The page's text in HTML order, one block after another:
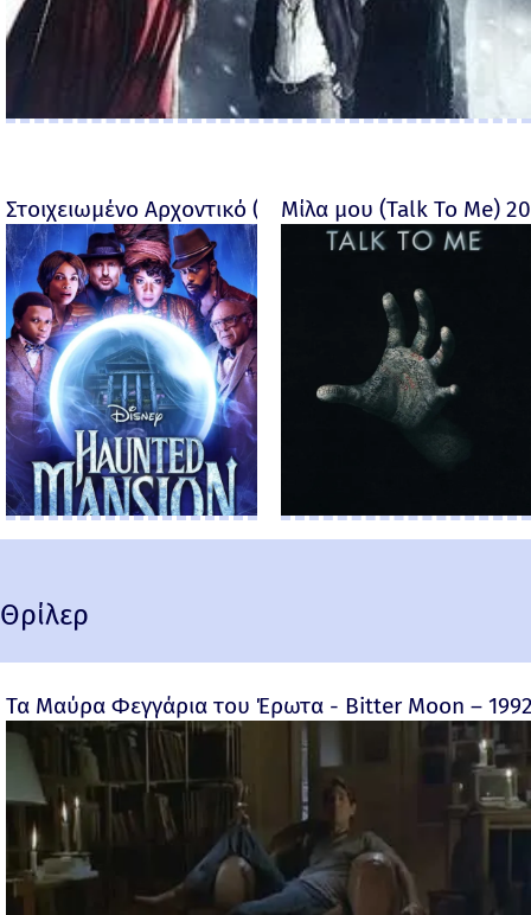
Στοιχειωμένο Αρχοντικό (Haunted Mansion) - 2023
Μίλα μου (Talk To Me)
Θρίλερ
Τα Μαύρα Φεγγάρια του Έρωτα - Bitter Moon –